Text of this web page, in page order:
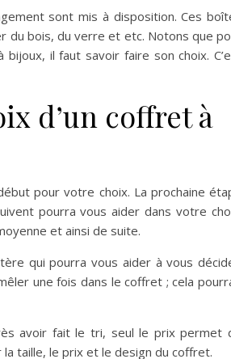
sont mis à disposition. Ces
du bois, du verre et etc. Notons que
il faut savoir faire son choix.
d’un coffret à
pour votre choix. La prochaine
pourra vous aider dans votre
et ainsi de suite.
qui pourra vous aider à vous
une fois dans le coffret ; cela
avoir fait le tri, seul le prix permet
taille, le prix et le design du coffret.